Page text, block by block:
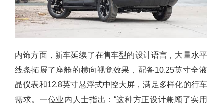
内饰方面，新车延续了在售车型的设计语言，大量水平
线条拓展了座舱的横向视觉效果，配备10.25英寸全液
晶仪表和12.8英寸悬浮式中控大屏，满足多样化的行车
需求。一位业内人士指出：“这种方正设计兼顾了实用